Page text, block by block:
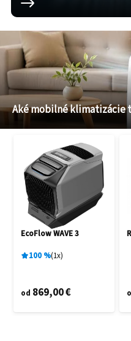
Aké mobilné klimatizácie
EcoFlow WAVE 3
100% 1x
od 869,00 €